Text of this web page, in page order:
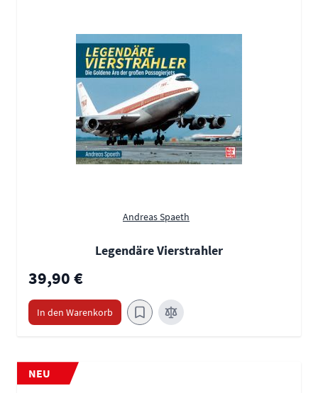
Andreas Spaeth
Legendäre Vierstrahler
39,90 €
In den Warenkorb
NEU